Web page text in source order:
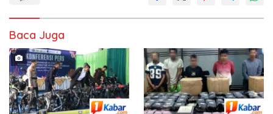
Baca Juga